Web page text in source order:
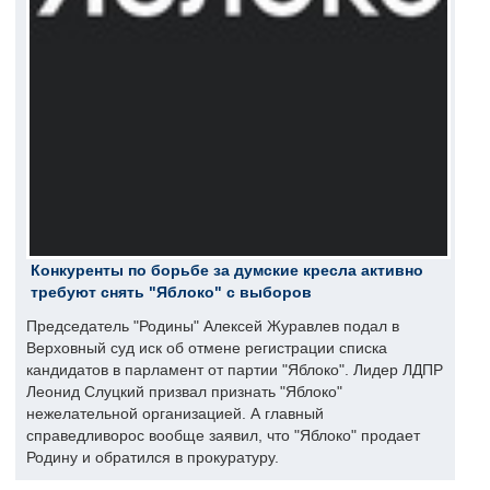
Конкуренты по борьбе за думские кресла активно
требуют снять "Яблоко" с выборов
Председатель "Родины" Алексей Журавлев подал в
Верховный суд иск об отмене регистрации списка
кандидатов в парламент от партии "Яблоко". Лидер ЛДПР
Леонид Слуцкий призвал признать "Яблоко"
нежелательной организацией. А главный
справедливорос вообще заявил, что "Яблоко" продает
Родину и обратился в прокуратуру.